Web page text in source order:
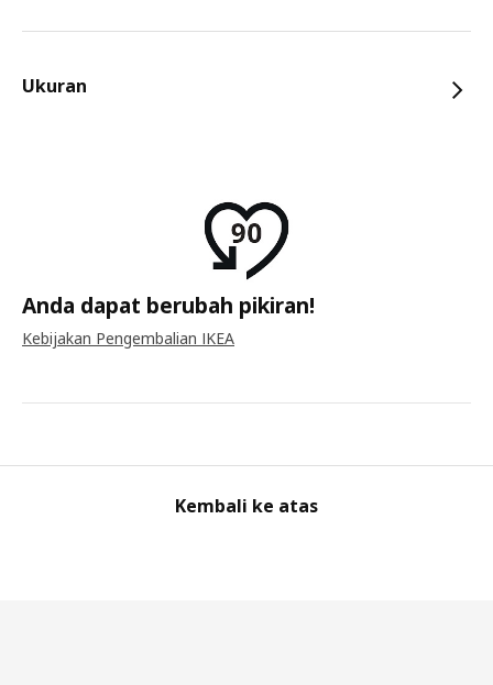
Ukuran
Anda dapat berubah pikiran!
Kebijakan Pengembalian IKEA
Kembali ke atas